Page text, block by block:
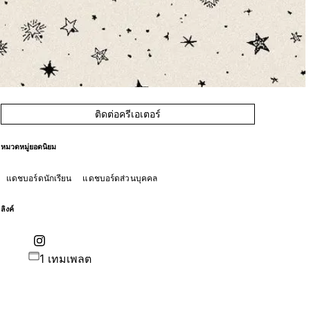
ติดต่อครีเอเตอร์
หมวดหมู่ยอดนิยม
แดชบอร์ดนักเรียน แดชบอร์ดส่วนบุคคล
ลิงค์
1 เทมเพลต